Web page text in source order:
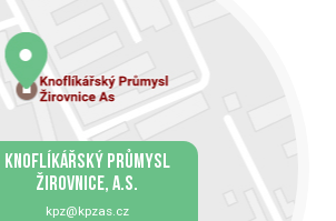
KNOFLÍKÁŘSKÝ PRŮMYSL
ŽIROVNICE, A.S.
kpz@kpzas.cz